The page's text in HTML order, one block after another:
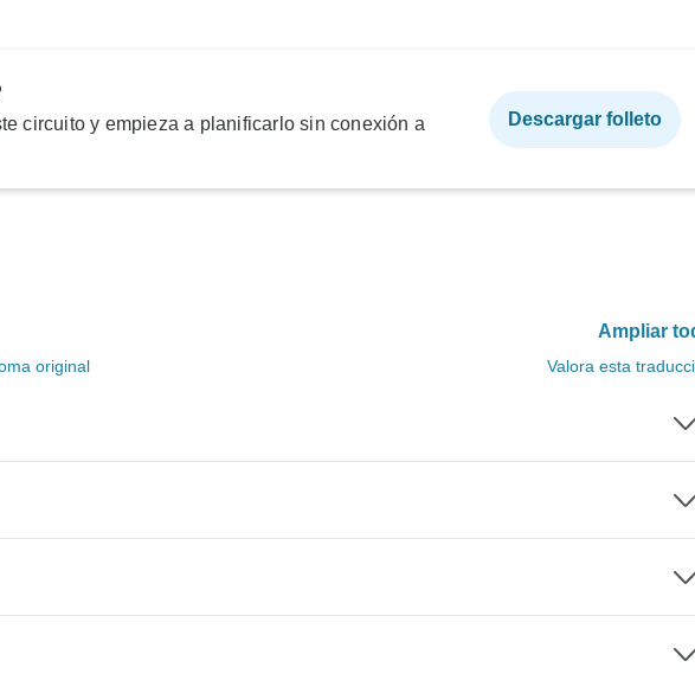
circuito y empieza a planificarlo sin conexión a
Descargar folleto
Ampliar
original Valora esta